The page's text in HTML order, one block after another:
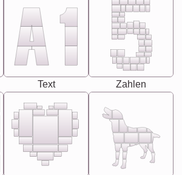
Text Zahlen